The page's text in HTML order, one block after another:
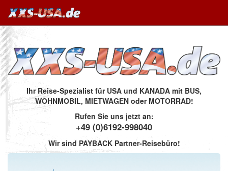
Ihr Reise-Spezialist für USA und KANADA mit BUS,
WOHNMOBIL, MIETWAGEN oder MOTORRAD!
Rufen Sie uns jetzt an:
+49 (0)6192-998040
Wir sind PAYBACK Partner-Reisebüro!